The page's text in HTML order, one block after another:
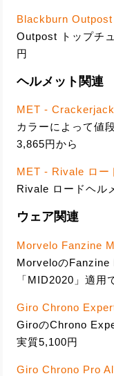
Blackburn
Outpost トップチ
円
ヘルメット関連
MET -
カラーによって値
3,865円から
MET - Rivale ロー
Rivale ロードヘル
ウェア関連
Morvelo Fanzine
MorveloのFanzine
「MID2020」適用
Giro Chrono
GiroのChrono
実質5,100円
Giro Chrono Pro